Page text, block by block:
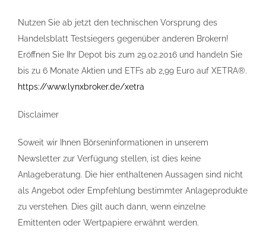
Nutzen Sie ab jetzt den technischen Vorsprung des
Handelsblatt Testsiegers gegenüber anderen Brokern!
Eröffnen Sie Ihr Depot bis zum 29.02.2016 und handeln Sie
bis zu 6 Monate Aktien und ETFs ab 2,99 Euro auf XETRA®.
https://www.lynxbroker.de/xetra
Disclaimer
Soweit wir Ihnen Börseninformationen in unserem
Newsletter zur Verfügung stellen, ist dies keine
Anlageberatung. Die hier enthaltenen Aussagen sind nicht
als Angebot oder Empfehlung bestimmter Anlageprodukte
zu verstehen. Dies gilt auch dann, wenn einzelne
Emittenten oder Wertpapiere erwähnt werden.